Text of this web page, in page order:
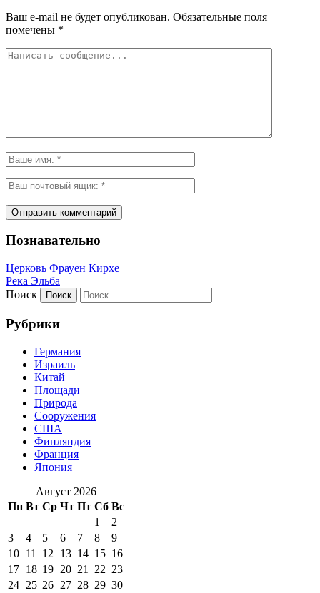
Ваш e-mail не будет опубликован. Обязательные поля
помечены *
Познавательно
Церковь Фрауен Кирхе
Река Эльба
Поиск
Рубрики
Германия
Израиль
Китай
Площади
Природа
Сооружения
США
Финляндия
Франция
Япония
Август 2026
Пн Вт Ср Чт Пт Сб Вс
1
2
3
4 5 6 7 8
9
10 11 12 13 14 15 16
17 18 19 20 21 22 23
24 25 26 27 28 29 30